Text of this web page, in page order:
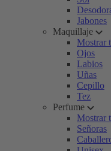
Jabones
Maquillaje
Mostrar
Ojos
Labios
Uñas
Cepillo
Tez
Perfume
Mostrar
Señoras